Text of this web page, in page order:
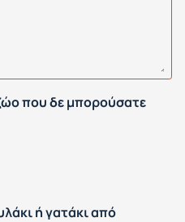
που δε μπορούσατε
ή γατάκι από